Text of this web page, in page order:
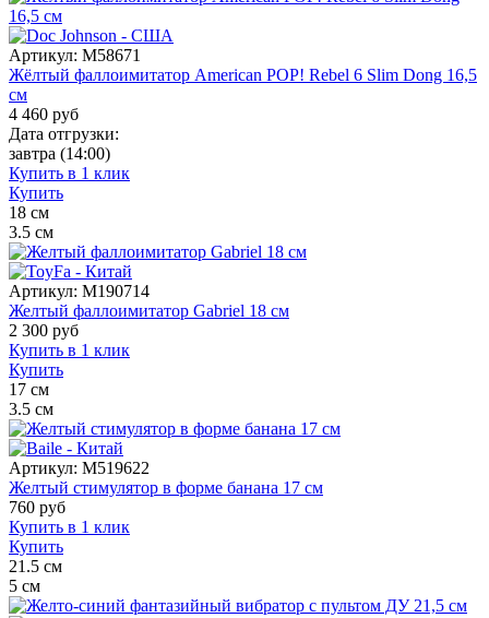
Артикул: M58671
Жёлтый фаллоимитатор American POP! Rebel 6 Slim Dong 16,5
см
4 460 руб
Дата отгрузки:
завтра (14:00)
Купить в 1 клик
Купить
18 см
3.5 см
Артикул: M190714
Желтый фаллоимитатор Gabriel 18 см
2 300 руб
Купить в 1 клик
Купить
17 см
3.5 см
Артикул: M519622
Желтый стимулятор в форме банана 17 см
760 руб
Купить в 1 клик
Купить
21.5 см
5 см